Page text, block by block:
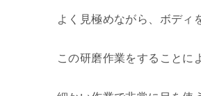
よく見極めながら、ボディ
この研磨作業をすることに